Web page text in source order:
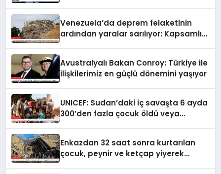
Venezuela’da deprem felaketinin
ardından yaralar sarılıyor: Kapsamlı
Avustralyalı Bakan Conroy: Türkiye ile
ilişkilerimiz en güçlü dönemini yaşıyor
UNICEF: Sudan’daki iç savaşta 6 ayda
300’den fazla çocuk öldü veya
Enkazdan 32 saat sonra kurtarılan
çocuk, peynir ve ketçap yiyerek